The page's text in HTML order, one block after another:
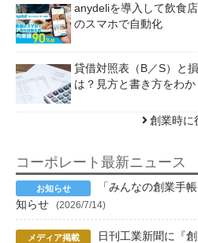
anydeliを導入して飲食
のスマホで自動化
貸借対照表（B／S）と
は？見方と書き方をわ
創業時に
コーポレート最新ニュース
「みんなの創業手
知らせ
(2026/7/14)
日刊工業新聞に『